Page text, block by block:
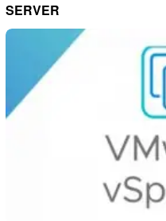
SERVER